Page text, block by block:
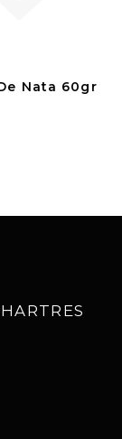
Nata 60gr